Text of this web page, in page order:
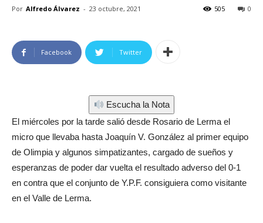
Por Alfredo Álvarez - 23 octubre, 2021 0
505
Facebook Twitter
Escucha la Nota
El miércoles por la tarde salió desde Rosario de Lerma el
micro que llevaba hasta Joaquín V. González al primer equipo
de Olimpia y algunos simpatizantes, cargado de sueños y
esperanzas de poder dar vuelta el resultado adverso del 0-1
en contra que el conjunto de Y.P.F. consiguiera como visitante
en el Valle de Lerma.